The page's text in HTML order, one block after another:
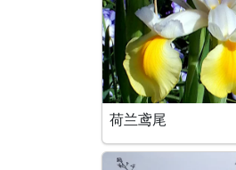
荷兰鸢尾